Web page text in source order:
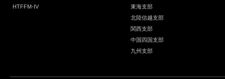
HTFFM-IV
東海支部
北陸信越支部
関西支部
中国四国支部
九州支部